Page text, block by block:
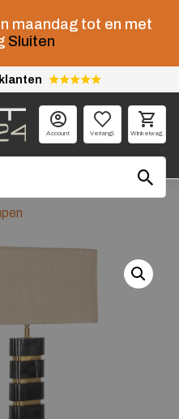
maandag tot en met
Sluiten
Account Verlangl. Winkelwag.